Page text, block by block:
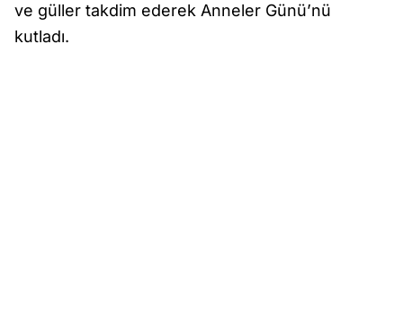
ve güller takdim ederek Anneler Günü’nü
kutladı.